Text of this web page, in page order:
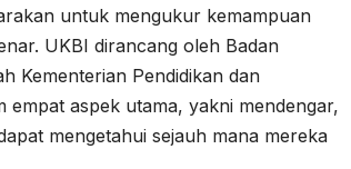
untuk mengukur kemampuan
UKBI dirancang oleh Badan
Kementerian Pendidikan dan
empat aspek utama, yakni mendengar,
mengetahui sejauh mana mereka